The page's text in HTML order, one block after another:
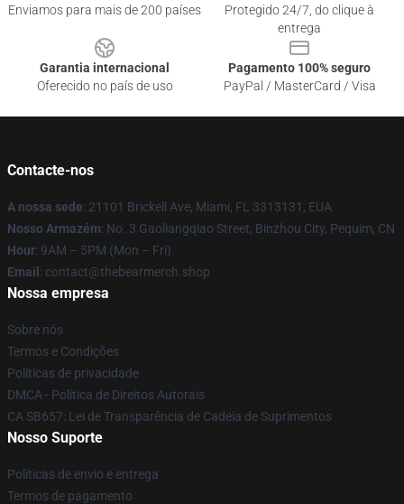
Enviamos para mais de 200 países
Protegido 24/7, do clique à
entrega
Garantia internacional
Oferecido no país de uso
Pagamento 100% seguro
PayPal / MasterCard / Visa
Contacte-nos
A nossa sede: 21101 Brickell Ave, Miami, FL 3313131, EUA
Nosso Armazém: No. 3 Gaoliangqiao Street, Binzhou City, Pequim, CN
Hour: 9AM – 5PM (Mon – Fri)
Email : contact@thebearmerch.shop
Nossa empresa
Sobre nós
Termos e Condições
Políticas de privacidade
DMCA - Política de Direitos Autorais
CA SB657: Lei de Transparência de Cadeia de Suprimentos
Nosso Suporte
Políticas de envio e entrega
Termos de pagamento